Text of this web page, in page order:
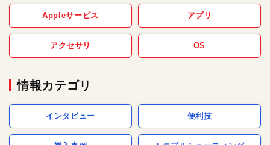
Appleサービス アプリ
アクセサリ OS
情報カテゴリ
インタビュー 便利技